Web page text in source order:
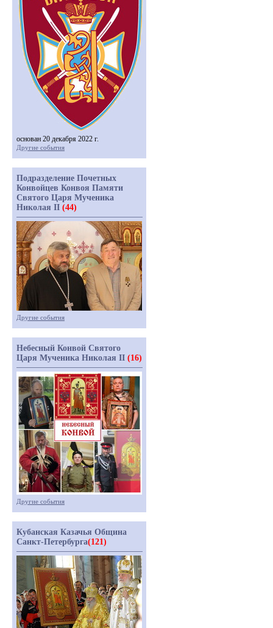
основан 20 декабря 2022 г.
Другие события
Подразделение Почетных
Конвойцев Конвоя Памяти
Святого Царя Мученика
Николая II (44)
Другие события
Небесный Конвой Святого
Царя Мученика Николая II (16)
Другие события
Кубанская Казачья Община
Санкт-Петербурга(121)